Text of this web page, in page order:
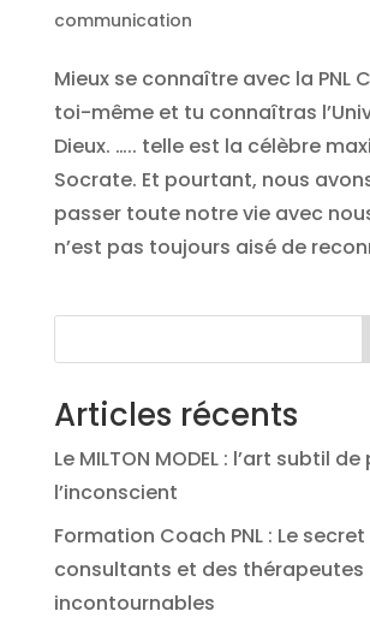
communication
Mieux se connaître avec la PNL
toi-même et tu connaîtras
Dieux. ….. telle est la célèbre
Socrate. Et pourtant, nous
passer toute notre vie avec
n’est pas toujours aisé de
Articles récents
Le MILTON MODEL : l’art subtil
l’inconscient
Formation Coach PNL : Le
consultants et des thérapeutes
incontournables